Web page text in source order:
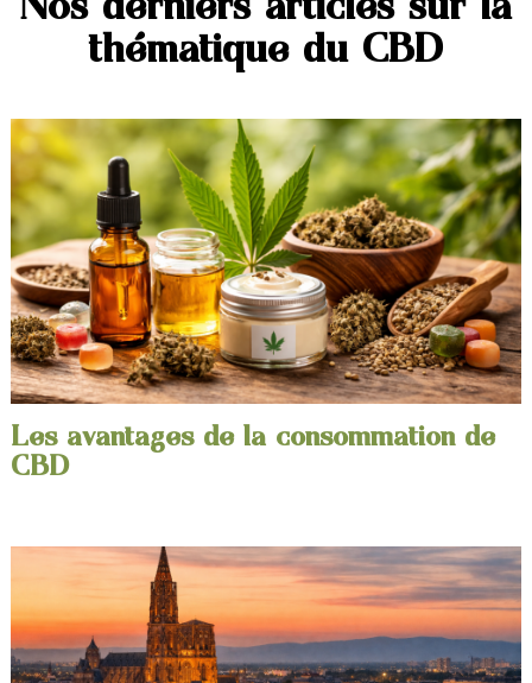
thématique du CBD
Les avantages de la consommation de
CBD